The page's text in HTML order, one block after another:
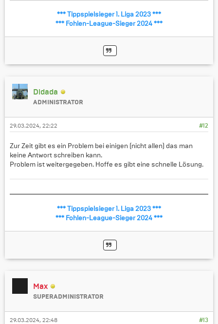
*** Tippspielsieger 1. Liga 2023 ***
*** Fohlen-League-Sieger 2024 ***
Didada
ADMINISTRATOR
#12
29.03.2024, 22:22
Zur Zeit gibt es ein Problem bei einigen (nicht allen) das man
keine Antwort schreiben kann.
Problem ist weitergegeben. Hoffe es gibt eine schnelle Lösung.
*** Tippspielsieger 1. Liga 2023 ***
*** Fohlen-League-Sieger 2024 ***
Max
SUPERADMINISTRATOR
#13
29.03.2024, 22:48